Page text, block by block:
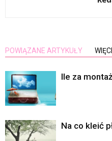
POWIĄZANE ARTYKUŁY
Ile za
Na co kleić